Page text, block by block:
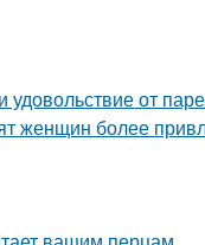
от
женщин более